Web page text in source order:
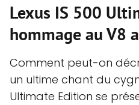
Lexus IS 500
hommage au V8
Comment peut-on
un ultime chant du
Ultimate Edition se